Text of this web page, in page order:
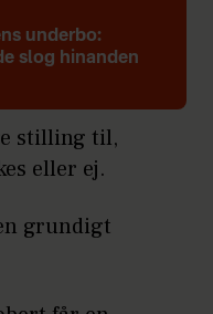
underbo:
slog hinanden
stilling til,
eller ej.
grundigt